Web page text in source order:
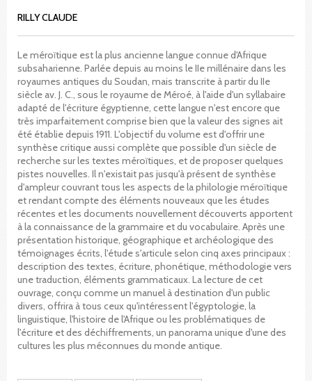
RILLY CLAUDE
Le méroïtique est la plus ancienne langue connue d'Afrique
subsaharienne. Parlée depuis au moins le IIe millénaire dans les
royaumes antiques du Soudan, mais transcrite à partir du IIe
siècle av. J. C., sous le royaume de Méroé, à l'aide d'un syllabaire
adapté de l'écriture égyptienne, cette langue n'est encore que
très imparfaitement comprise bien que la valeur des signes ait
été établie depuis 1911. L'objectif du volume est d'offrir une
synthèse critique aussi complète que possible d'un siècle de
recherche sur les textes méroïtiques, et de proposer quelques
pistes nouvelles. Il n'existait pas jusqu'à présent de synthèse
d'ampleur couvrant tous les aspects de la philologie méroïtique
et rendant compte des éléments nouveaux que les études
récentes et les documents nouvellement découverts apportent
à la connaissance de la grammaire et du vocabulaire. Après une
présentation historique, géographique et archéologique des
témoignages écrits, l'étude s'articule selon cinq axes principaux :
description des textes, écriture, phonétique, méthodologie vers
une traduction, éléments grammaticaux. La lecture de cet
ouvrage, conçu comme un manuel à destination d'un public
divers, offrira à tous ceux qu'intéressent l'égyptologie, la
linguistique, l'histoire de l'Afrique ou les problématiques de
l'écriture et des déchiffrements, un panorama unique d'une des
cultures les plus méconnues du monde antique.